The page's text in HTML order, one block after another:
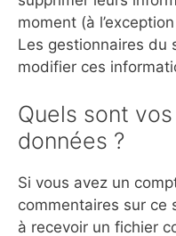
moment (à
Les gestionnaires du
modifier ces
Quels sont
données ?
Si vous avez un
commentaires sur ce
à recevoir un fichier